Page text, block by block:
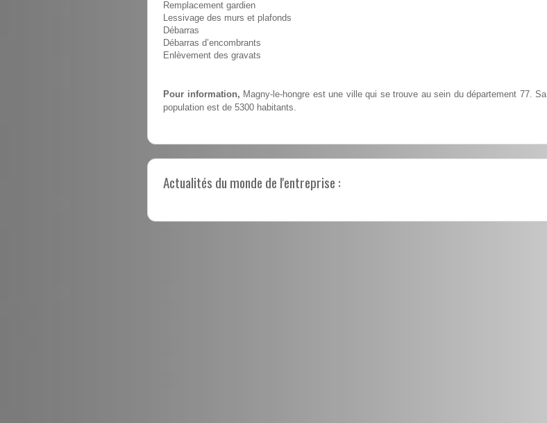
Remplacement gardien
Lessivage des murs et plafonds
Débarras
Débarras d’encombrants
Enlèvement des gravats
Pour information, Magny-le-hongre est une ville qui se trouve au sein du département 77. Sa
population est de 5300 habitants.
Actualités du monde de l'entreprise :